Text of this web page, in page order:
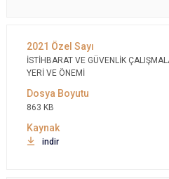
İSTİHBARAT VE GÜVENLİK
YERİ VE ÖNEMİ
863 KB
indir